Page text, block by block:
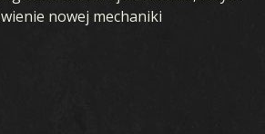
nowej mechaniki